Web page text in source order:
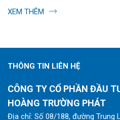
chúc tuyệt vời đến phái...
XEM THÊM
THÔNG TIN LIÊN HỆ
CÔNG TY CỔ PHẦN ĐẦU
HOÀNG TRƯỜNG PHÁT
Địa chỉ: Số 08/188, đường Trung